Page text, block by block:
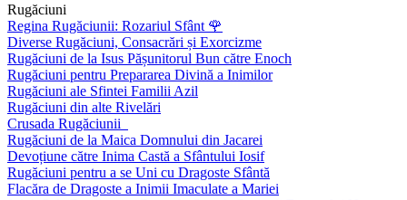
Rugăciuni
Regina Rugăciunii: Rozariul Sfânt 🌹
Diverse Rugăciuni, Consacrări și Exorcizme
Rugăciuni de la Isus Pășunitorul Bun către Enoch
Rugăciuni pentru Prepararea Divină a Inimilor
Rugăciuni ale Sfintei Familii Azil
Rugăciuni din alte Rivelări
Crusada Rugăciunii
Rugăciuni de la Maica Domnului din Jacarei
Devoțiune către Inima Castă a Sfântului Iosif
Rugăciuni pentru a se Uni cu Dragoste Sfântă
Flacăra de Dragoste a Inimii Imaculate a Mariei